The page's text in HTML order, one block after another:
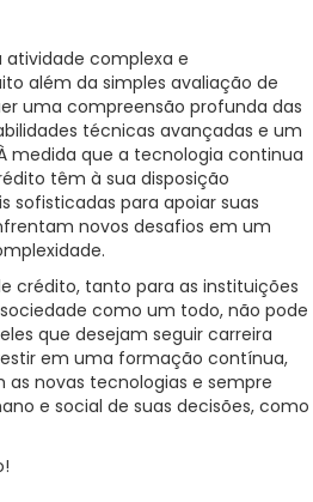
atividade complexa e
além da simples avaliação de
uma compreensão profunda das
técnicas avançadas e um
medida que a tecnologia continua
têm à sua disposição
sofisticadas para apoiar suas
novos desafios em um
crédito, tanto para as instituições
como um todo, não pode
que desejam seguir carreira
em uma formação contínua,
novas tecnologias e sempre
e social de suas decisões, como